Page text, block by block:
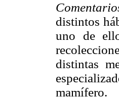
distintos
uno de
distintas
mamífero.